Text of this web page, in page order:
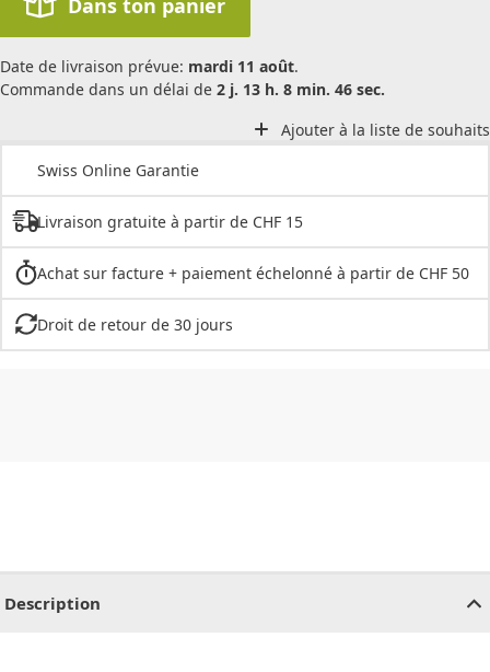
Dans ton panier
Date de livraison prévue: mardi 11 août.
Commande dans un délai de 2 j. 13 h. 8 min. 46 sec.
Ajouter à la liste de souhaits
Swiss Online Garantie
Livraison gratuite à partir de CHF 15
Achat sur facture + paiement échelonné à partir de CHF 50
Droit de retour de 30 jours
Description